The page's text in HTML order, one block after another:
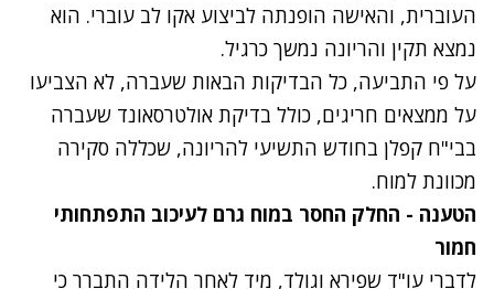
העוברית, והאישה הופנתה לביצוע אקו לב עוברי. הוא
נמצא תקין והריונה נמשך כרגיל.
על פי התביעה, כל הבדיקות הבאות שעברה, לא הצביעו
על ממצאים חריגים, כולל בדיקת אולטרסאונד שעברה
בבי"ח קפלן בחודש התשיעי להריונה, שכללה סקירה
מכוונת למוח.
הטענה - החלק החסר במוח גרם לעיכוב התפתחותי
חמור
לדברי עו"ד שפירא וגולד, מיד לאחר הלידה התברר כי